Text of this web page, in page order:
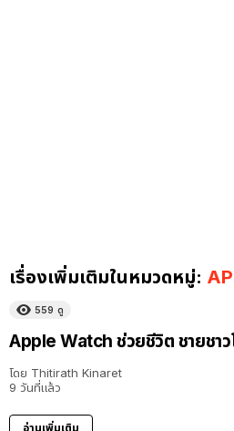
เรื่องเพิ่มเติมในหมวดหมู่:
559 ดู
Apple Watch ช่วยชีวิต ชายชาว
โดย Thitirath Kinaret
9 วันที่แล้ว
อ่านเพิ่มเติม